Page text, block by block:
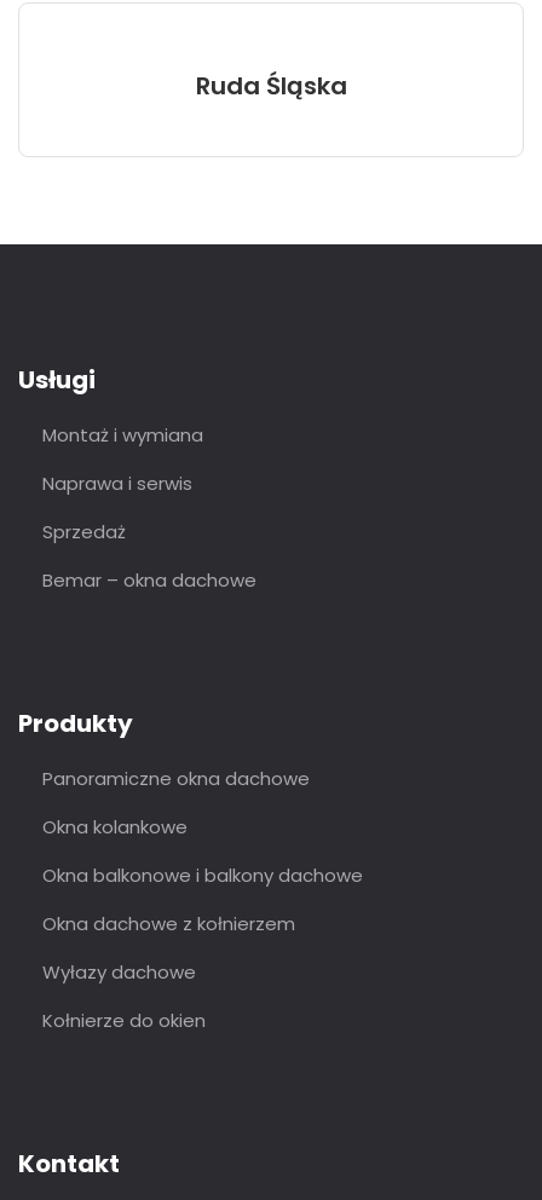
Ruda Śląska
Usługi
Montaż i wymiana
Naprawa i serwis
Sprzedaż
Bemar – okna dachowe
Produkty
Panoramiczne okna dachowe
Okna kolankowe
Okna balkonowe i balkony dachowe
Okna dachowe z kołnierzem
Wyłazy dachowe
Kołnierze do okien
Kontakt